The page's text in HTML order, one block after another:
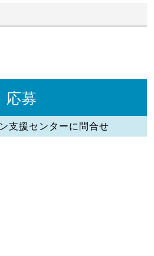
応募
支援センターに問合せ